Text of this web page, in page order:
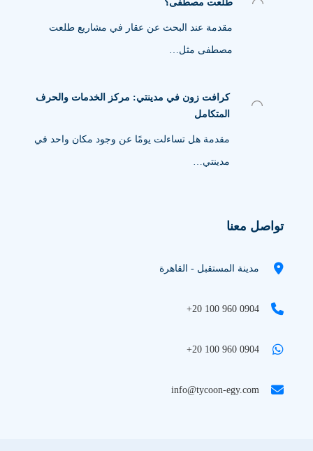
طلعت مصطفى؟
مقدمة عند البحث عن عقار في مشاريع طلعت
مصطفى مثل…
كرافت زون في مدينتي: مركز الخدمات والحرف
المتكامل
مقدمة هل تساءلت يومًا عن وجود مكان واحد في
مدينتي…
تواصل معنا
مدينة المستقبل - القاهرة
+20 100 960 0904
+20 100 960 0904
info@tycoon-egy.com